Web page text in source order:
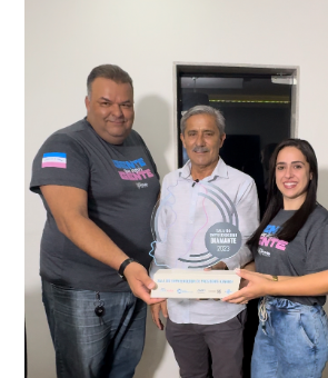
conta do sistema de
recentemente em todo o
Kennedy, o sistema é integrado com
do país, sendo possível a
meio do cruzamento de
específico, com dados de uma
de Janeiro.
“Mais de 100 câmeras foram
interior de Presidente Kennedy,
segurança à população, seja nas
produtores agropecuários.
parabéns a todos os servidores
segurança da nossa cidade”,
Fontão.